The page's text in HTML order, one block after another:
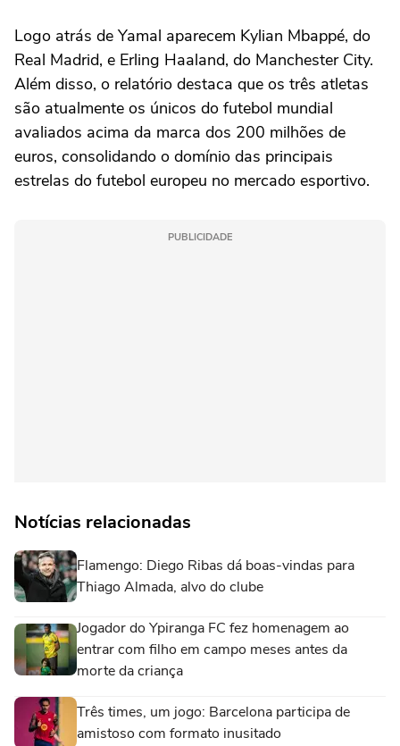
Logo atrás de Yamal aparecem Kylian Mbappé, do
Real Madrid, e Erling Haaland, do Manchester City.
Além disso, o relatório destaca que os três atletas
são atualmente os únicos do futebol mundial
avaliados acima da marca dos 200 milhões de
euros, consolidando o domínio das principais
estrelas do futebol europeu no mercado esportivo.
PUBLICIDADE
Notícias relacionadas
Flamengo: Diego Ribas dá boas-vindas para
Thiago Almada, alvo do clube
Jogador do Ypiranga FC fez homenagem ao
entrar com filho em campo meses antes da
morte da criança
Três times, um jogo: Barcelona participa de
amistoso com formato inusitado